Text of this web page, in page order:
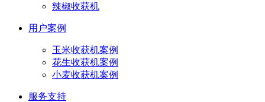
辣椒收获机
用户案例
玉米收获机案例
花生收获机案例
小麦收获机案例
服务支持